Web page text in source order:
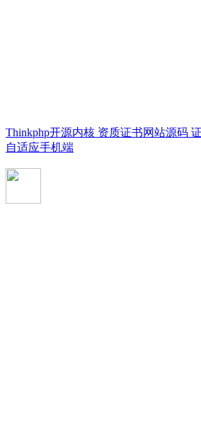
Thinkphp开源内核 资质证书网站源码
自适应手机端